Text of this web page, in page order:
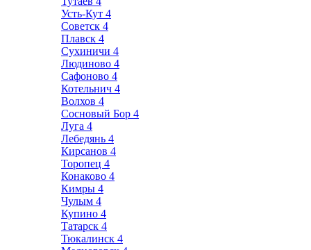
Усть-Кут 4
Советск 4
Плавск 4
Сухиничи 4
Людиново 4
Сафоново 4
Котельнич 4
Волхов 4
Сосновый Бор 4
Луга 4
Лебедянь 4
Кирсанов 4
Торопец 4
Конаково 4
Кимры 4
Чулым 4
Купино 4
Татарск 4
Тюкалинск 4